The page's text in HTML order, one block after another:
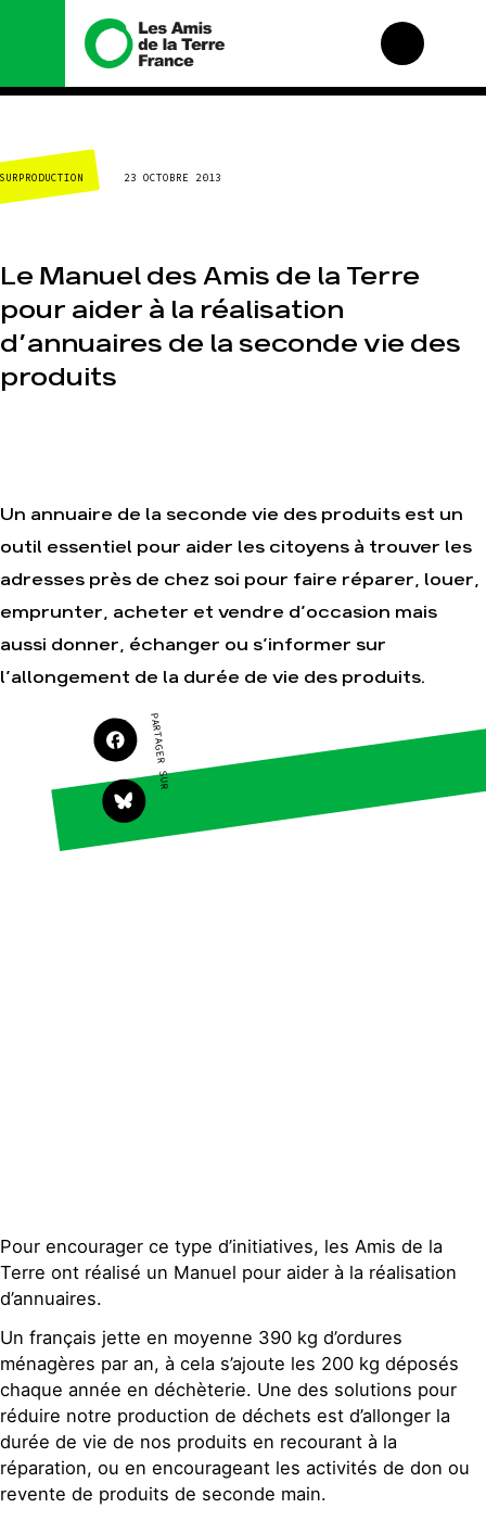
Nous connaître
Histoire
Valeurs
Équipes et
fonctionnement
Le réseau dans le
monde
Mode : une tendance
Gaz au Mozambique,
la violence TOTAL(e)
Faire un don
S'engager sur le
terrain
Agir au quotidien
Soutenir les
campagnes
Transmettre tout ou
partie de son
patrimoine
Télécharger
gratuitement les
guides éco-citoyens
Climat – Énergie
Surproduction
Agriculture
Finance
Multinationales
SURPRODUCTION 23 OCTOBRE 2013
Le Manuel des Amis de la Terre
pour aider à la réalisation
d’annuaires de la seconde vie des
produits
Un annuaire de la seconde vie des produits est un
outil essentiel pour aider les citoyens à trouver les
adresses près de chez soi pour faire réparer, louer,
emprunter, acheter et vendre d’occasion mais
aussi donner, échanger ou s’informer sur
l’allongement de la durée de vie des produits.
PARTAGER SUR
Pour encourager ce type d’initiatives, les Amis de la
Terre ont réalisé un Manuel pour aider à la réalisation
d’annuaires.
Un français jette en moyenne 390 kg d’ordures
ménagères par an, à cela s’ajoute les 200 kg déposés
chaque année en déchèterie. Une des solutions pour
réduire notre production de déchets est d’allonger la
durée de vie de nos produits en recourant à la
réparation, ou en encourageant les activités de don ou
revente de produits de seconde main.